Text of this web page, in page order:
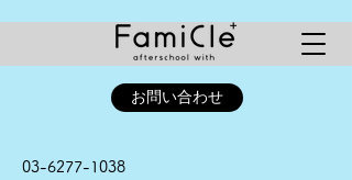
お問い合わせ
03-6277-1038